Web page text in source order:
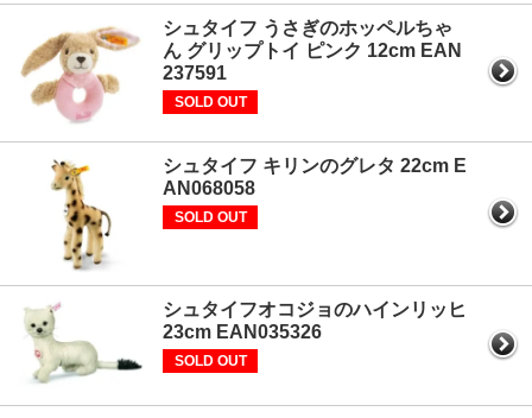
シュタイフ うさぎのホッペルちゃ
ん グリップトイ ピンク 12cm EAN
237591
SOLD OUT
シュタイフ キリンのグレタ 22cm E
AN068058
SOLD OUT
シュタイフオコジョのハインリッヒ
23cm EAN035326
SOLD OUT